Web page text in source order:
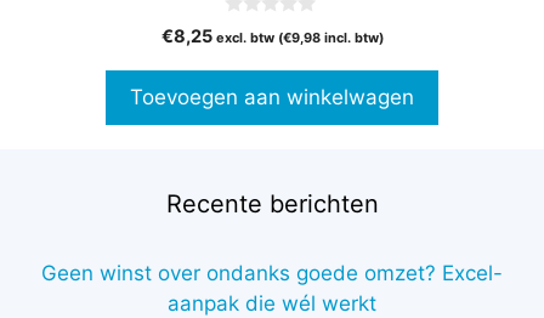
v
5
€8,25 excl. btw (€9,98incl. btw)
Toevoegen aan winkelwagen
Recente berichten
Geen winst over ondanks goede omzet? Excel-
aanpak die wél werkt